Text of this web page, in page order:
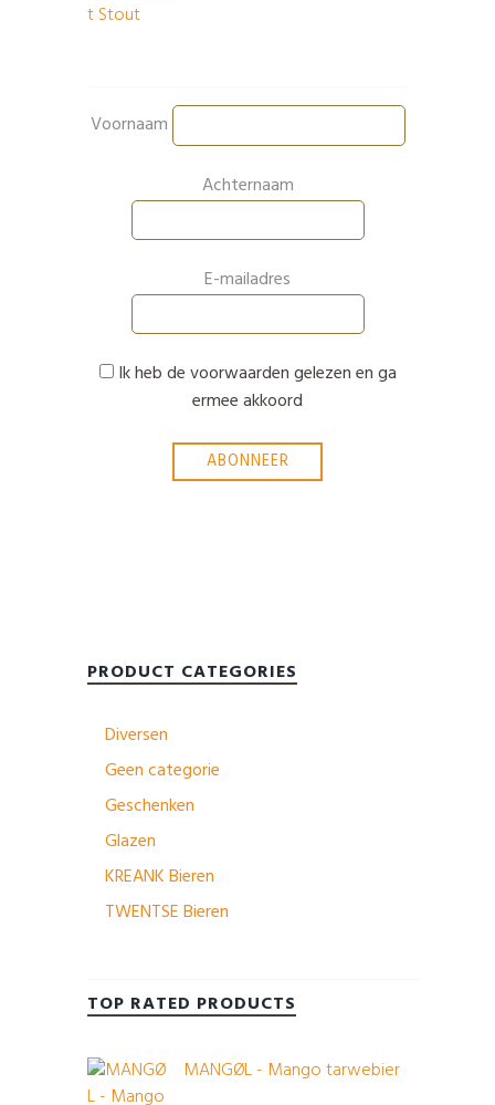
Voornaam
Achternaam
E-mailadres
Ik heb de voorwaarden gelezen en ga
ermee akkoord
PRODUCT CATEGORIES
Diversen
Geen categorie
Geschenken
Glazen
KREANK Bieren
TWENTSE Bieren
TOP RATED PRODUCTS
MANGØL - Mango tarwebier